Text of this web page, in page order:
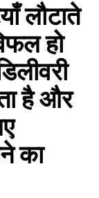
लौटाते
हो
है और
का